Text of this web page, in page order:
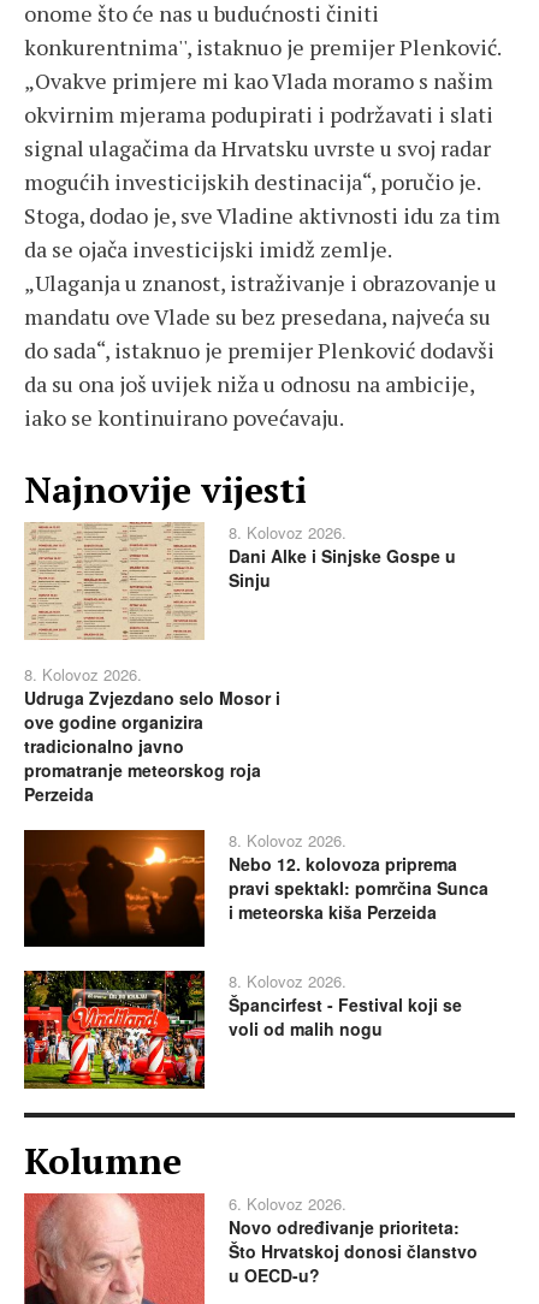
onome što će nas u budućnosti činiti
konkurentnima'', istaknuo je premijer Plenković.
„Ovakve primjere mi kao Vlada moramo s našim
okvirnim mjerama podupirati i podržavati i slati
signal ulagačima da Hrvatsku uvrste u svoj radar
mogućih investicijskih destinacija“, poručio je.
Stoga, dodao je, sve Vladine aktivnosti idu za tim
da se ojača investicijski imidž zemlje.
„Ulaganja u znanost, istraživanje i obrazovanje u
mandatu ove Vlade su bez presedana, najveća su
do sada“, istaknuo je premijer Plenković dodavši
da su ona još uvijek niža u odnosu na ambicije,
iako se kontinuirano povećavaju.
Najnovije vijesti
8. Kolovoz 2026.
Dani Alke i Sinjske Gospe u
Sinju
8. Kolovoz 2026.
Udruga Zvjezdano selo Mosor i
ove godine organizira
tradicionalno javno
promatranje meteorskog roja
Perzeida
8. Kolovoz 2026.
Nebo 12. kolovoza priprema
pravi spektakl: pomrčina Sunca
i meteorska kiša Perzeida
8. Kolovoz 2026.
Špancirfest - Festival koji se
voli od malih nogu
Kolumne
6. Kolovoz 2026.
Novo određivanje prioriteta:
Što Hrvatskoj donosi članstvo
u OECD-u?